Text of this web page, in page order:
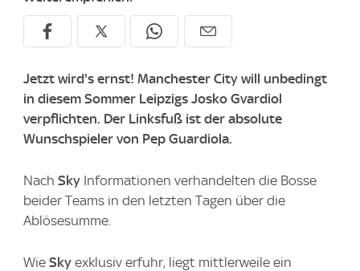
Jetzt wird's ernst! Manchester City will unbedingt
in diesem Sommer Leipzigs Josko Gvardiol
verpflichten. Der Linksfuß ist der absolute
Wunschspieler von Pep Guardiola.
Nach Sky Informationen verhandelten die Bosse
beider Teams in den letzten Tagen über die
Ablösesumme.
Wie Sky exklusiv erfuhr, liegt mittlerweile ein